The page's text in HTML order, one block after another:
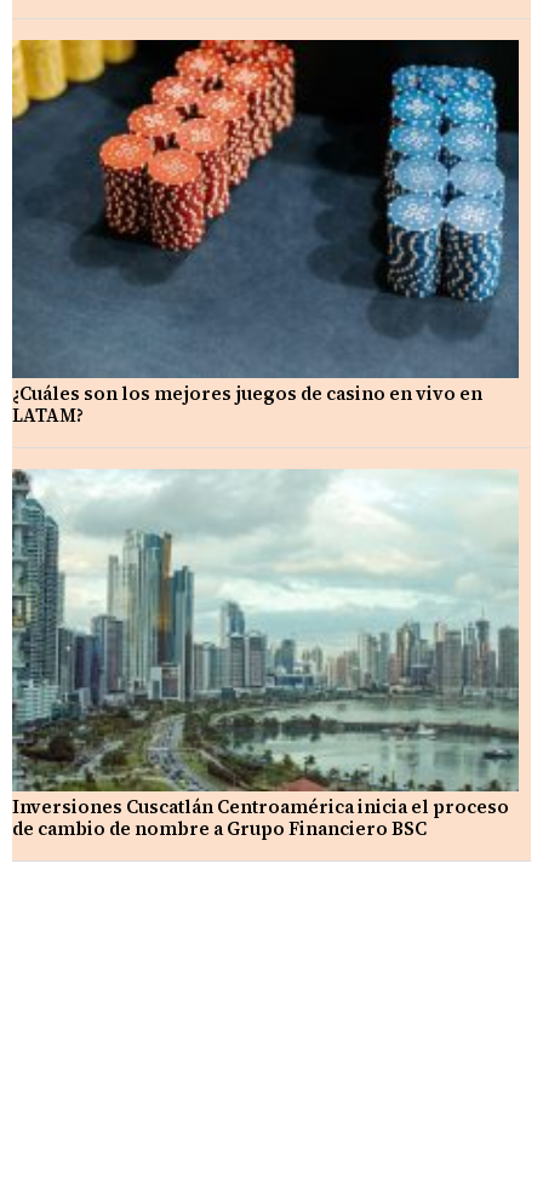
¿Cuáles son los mejores juegos de casino en vivo en
LATAM?
Inversiones Cuscatlán Centroamérica inicia el proceso
de cambio de nombre a Grupo Financiero BSC